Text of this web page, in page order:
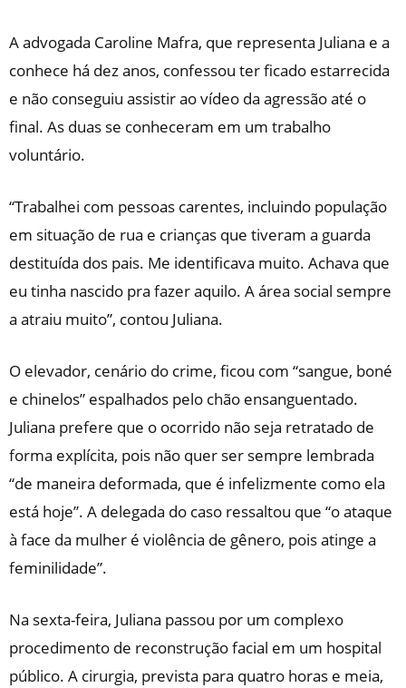
A advogada Caroline Mafra, que representa Juliana e a
conhece há dez anos, confessou ter ficado estarrecida
e não conseguiu assistir ao vídeo da agressão até o
final. As duas se conheceram em um trabalho
voluntário.
“Trabalhei com pessoas carentes, incluindo população
em situação de rua e crianças que tiveram a guarda
destituída dos pais. Me identificava muito. Achava que
eu tinha nascido pra fazer aquilo. A área social sempre
a atraiu muito”, contou Juliana.
O elevador, cenário do crime, ficou com “sangue, boné
e chinelos” espalhados pelo chão ensanguentado.
Juliana prefere que o ocorrido não seja retratado de
forma explícita, pois não quer ser sempre lembrada
“de maneira deformada, que é infelizmente como ela
está hoje”. A delegada do caso ressaltou que “o ataque
à face da mulher é violência de gênero, pois atinge a
feminilidade”.
Na sexta-feira, Juliana passou por um complexo
procedimento de reconstrução facial em um hospital
público. A cirurgia, prevista para quatro horas e meia,